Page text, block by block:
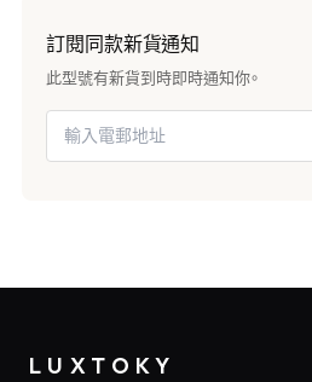
訂閱同款新貨通知
此型號有新貨到時即時通知你。
LUXTOKY